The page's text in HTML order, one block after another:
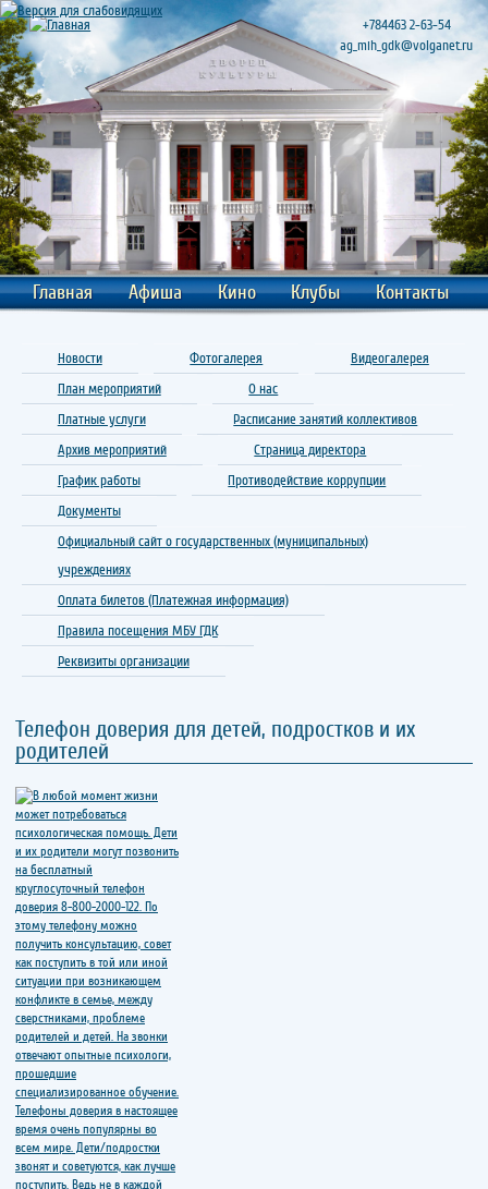
+784463 2-63-54
ag_mih_gdk@volganet.ru
Главная Афиша Кино Клубы Контакты
Новости Фотогалерея
Видеогалерея
План мероприятий
О нас
Платные услуги
Расписание занятий коллективов
Архив мероприятий
Страница директора
График работы
Противодействие коррупции
Документы
Официальный сайт о государственных (муниципальных)
учреждениях
Оплата билетов (Платежная информация)
Правила посещения МБУ ГДК
Реквизиты организации
Телефон доверия для детей, подростков и их
родителей